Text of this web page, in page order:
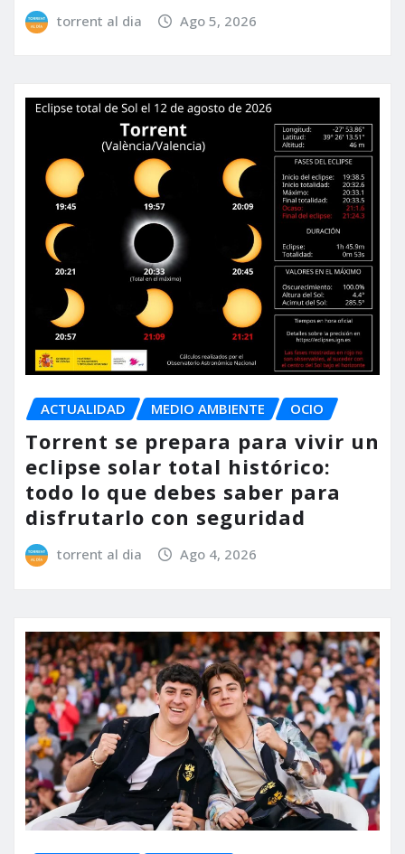
torrent al dia Ago 5, 2026
ACTUALIDAD MEDIO AMBIENTE OCIO
Torrent se prepara para vivir un
eclipse solar total histórico:
todo lo que debes saber para
disfrutarlo con seguridad
torrent al dia Ago 4, 2026